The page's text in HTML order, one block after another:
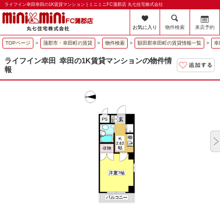
ライフイン幸田幸田の1K賃貸マンション | ミニミニFC蒲郡店 丸七住宅株式会社
お気に入り 物件検索 来店予約
TOPページ > 蒲郡市・幸田町の賃貸 > 物件検索 > 額田郡幸田町の賃貸情報一覧 > 幸
ライフイン幸田 幸田の1K賃貸マンションの物件情
報